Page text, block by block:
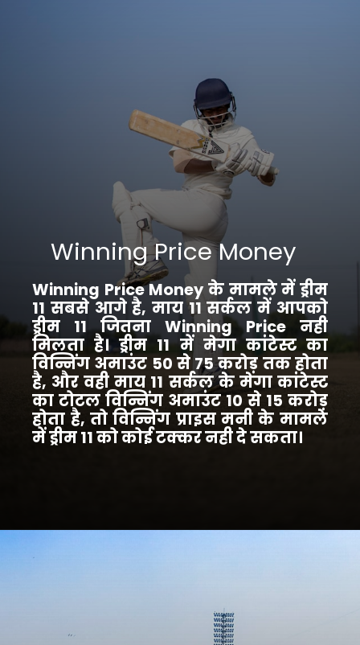
Winning Price Money के मामले में ड्रीम
11 सबसे आगे है, माय 11 सर्कल में आपको
ड्रीम 11 जितना Winning Price नही
मिलता है। ड्रीम 11 में मेगा कांटेस्ट का
विन्निंग अमाउंट 50 से 75 करोड़ तक होता
है, और वही माय 11 सर्कल के मेगा कांटेस्ट
का टोटल विन्निंग अमाउंट 10 से 15 करोड़
होता है, तो विन्निंग प्राइस मनी के मामले
में ड्रीम 11 को कोई टक्कर नही दे सकता।
Winning Price Money